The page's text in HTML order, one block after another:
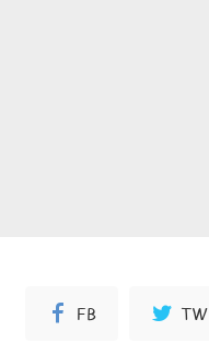
FB TW